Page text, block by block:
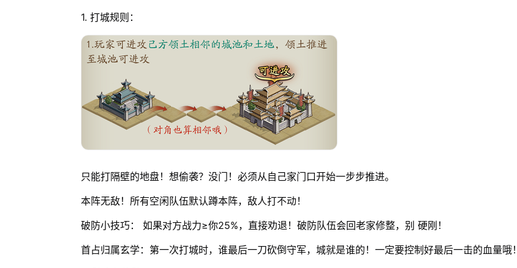
1. 打城规则：
只能打隔壁的地盘！想偷袭？没门！必须从自己家门口开始一步步推进。
本阵无敌！所有空闲队伍默认蹲本阵，敌人打不动！
破防小技巧： 如果对方战力≥你25%，直接劝退！破防队伍会回老家修整，别 硬刚！
首占归属玄学：第一次打城时，谁最后一刀砍倒守军，城就是谁的！一定要控制好最后一击的血量哦！